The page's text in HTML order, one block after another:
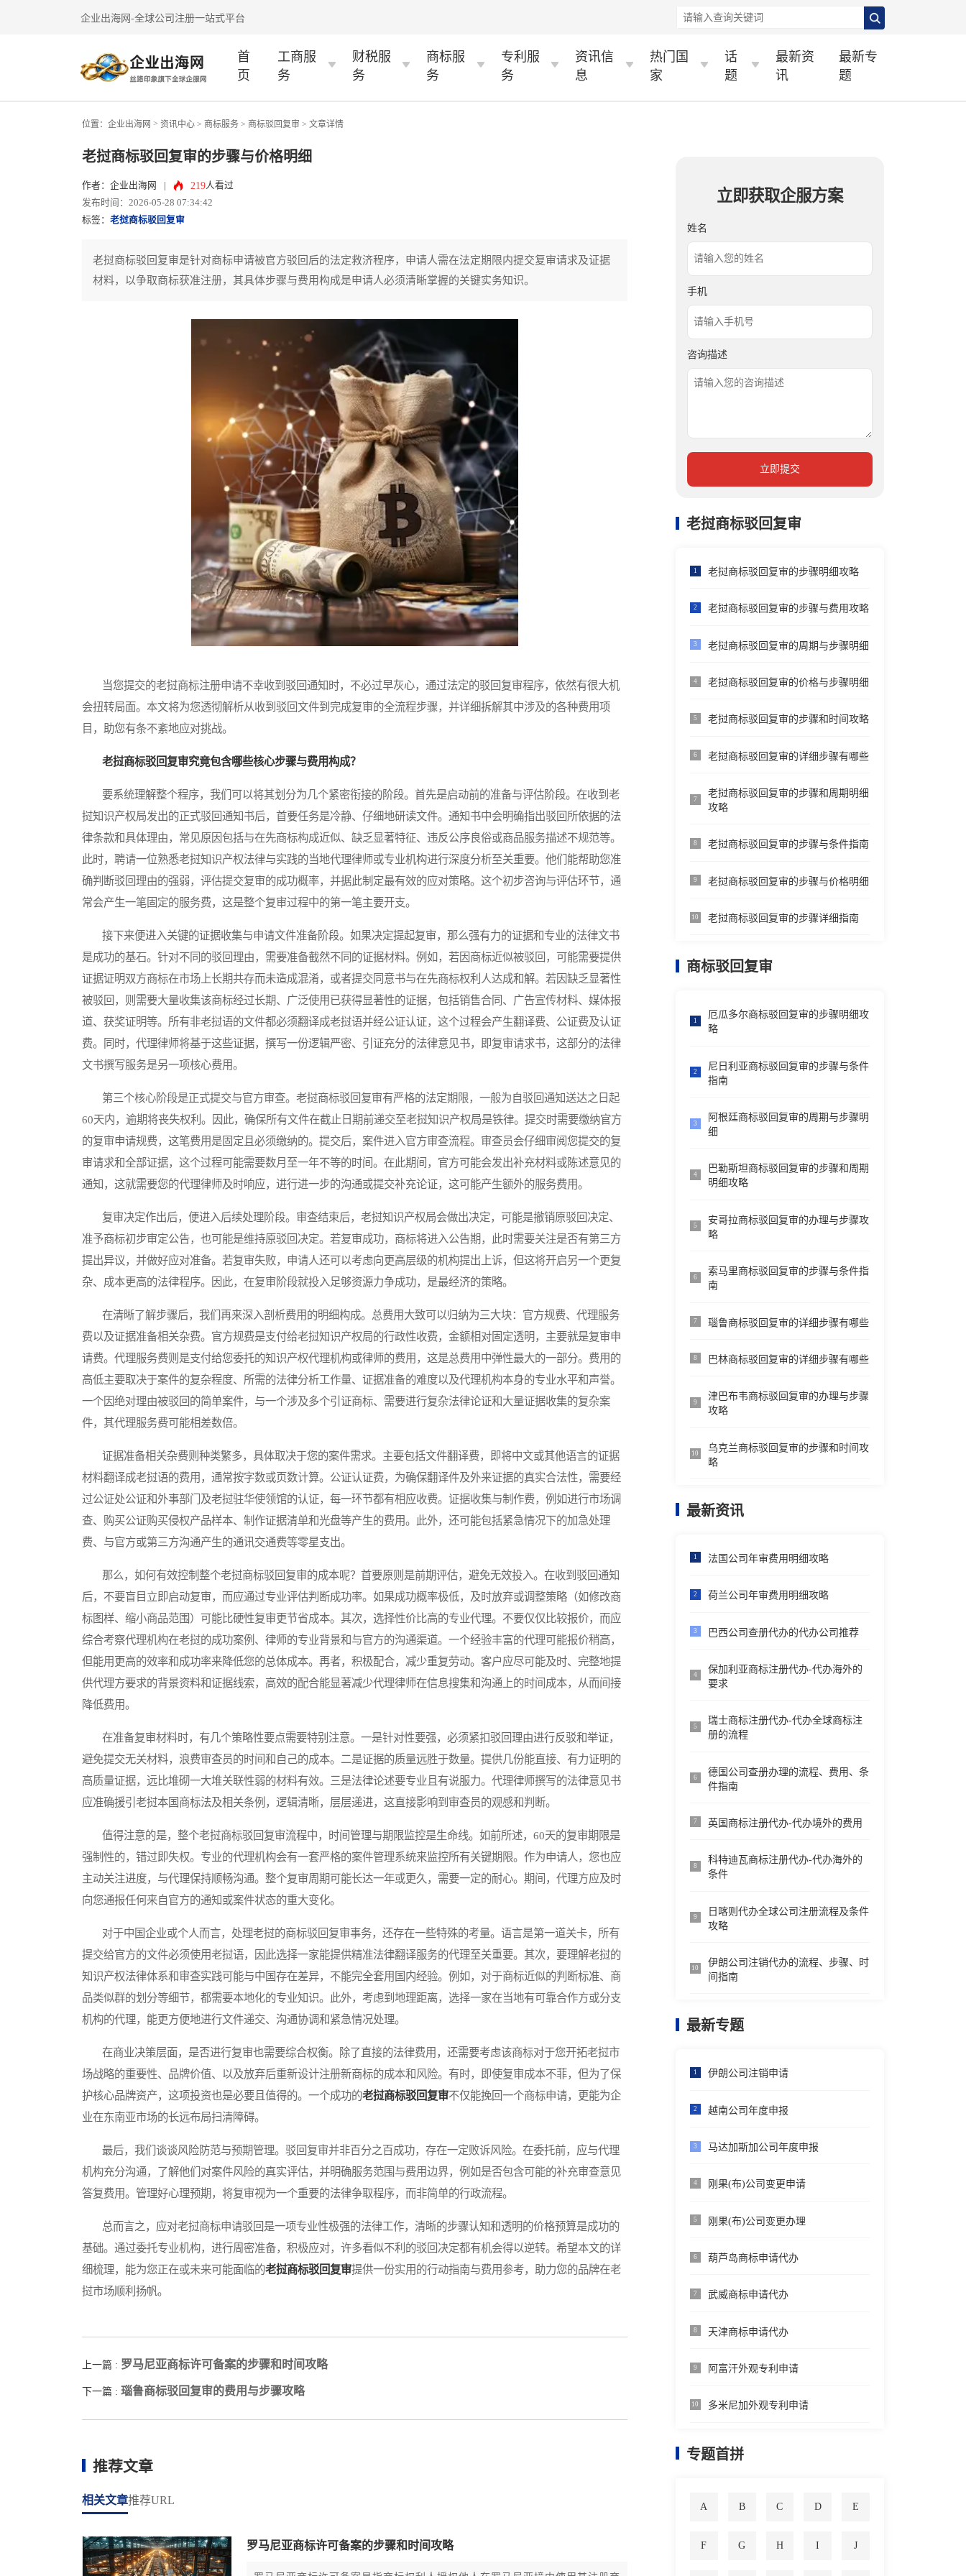
企业出海网-全球公司注册一站式平台
首
页
工商服
务
财税服
务
商标服
务
专利服
务
资讯信
息
热门国
家
话
题
最新资
讯
最新专
题
位置： 企业出海网 > 资讯中心 > 商标服务 > 商标驳回复审 > 文章详情
老挝商标驳回复审的步骤与价格明细
作者：企业出海网 219人看过
发布时间：2026-05-28 07:34:42
标签： 老挝商标驳回复审
老挝商标驳回复审是针对商标申请被官方驳回后的法定救济程序，申请人需在法定期限内提交复审请求及证据
材料，以争取商标获准注册，其具体步骤与费用构成是申请人必须清晰掌握的关键实务知识。
当您提交的老挝商标注册申请不幸收到驳回通知时，不必过早灰心，通过法定的驳回复审程序，依然有很大机
会扭转局面。本文将为您透彻解析从收到驳回文件到完成复审的全流程步骤，并详细拆解其中涉及的各种费用项
目，助您有条不紊地应对挑战。
老挝商标驳回复审究竟包含哪些核心步骤与费用构成？
要系统理解整个程序，我们可以将其划分为几个紧密衔接的阶段。首先是启动前的准备与评估阶段。在收到老
挝知识产权局发出的正式驳回通知书后，首要任务是冷静、仔细地研读文件。通知书中会明确指出驳回所依据的法
律条款和具体理由，常见原因包括与在先商标构成近似、缺乏显著特征、违反公序良俗或商品服务描述不规范等。
此时，聘请一位熟悉老挝知识产权法律与实践的当地代理律师或专业机构进行深度分析至关重要。他们能帮助您准
确判断驳回理由的强弱，评估提交复审的成功概率，并据此制定最有效的应对策略。这个初步咨询与评估环节，通
常会产生一笔固定的服务费，这是整个复审过程中的第一笔主要开支。
接下来便进入关键的证据收集与申请文件准备阶段。如果决定提起复审，那么强有力的证据和专业的法律文书
是成功的基石。针对不同的驳回理由，需要准备截然不同的证据材料。例如，若因商标近似被驳回，可能需要提供
证据证明双方商标在市场上长期共存而未造成混淆，或者提交同意书与在先商标权利人达成和解。若因缺乏显著性
被驳回，则需要大量收集该商标经过长期、广泛使用已获得显著性的证据，包括销售合同、广告宣传材料、媒体报
道、获奖证明等。所有非老挝语的文件都必须翻译成老挝语并经公证认证，这个过程会产生翻译费、公证费及认证
费。同时，代理律师将基于这些证据，撰写一份逻辑严密、引证充分的法律意见书，即复审请求书，这部分的法律
文书撰写服务是另一项核心费用。
第三个核心阶段是正式提交与官方审查。老挝商标驳回复审有严格的法定期限，一般为自驳回通知送达之日起
60天内，逾期将丧失权利。因此，确保所有文件在截止日期前递交至老挝知识产权局是铁律。提交时需要缴纳官方
的复审申请规费，这笔费用是固定且必须缴纳的。提交后，案件进入官方审查流程。审查员会仔细审阅您提交的复
审请求和全部证据，这个过程可能需要数月至一年不等的时间。在此期间，官方可能会发出补充材料或陈述意见的
通知，这就需要您的代理律师及时响应，进行进一步的沟通或提交补充论证，这可能产生额外的服务费用。
复审决定作出后，便进入后续处理阶段。审查结束后，老挝知识产权局会做出决定，可能是撤销原驳回决定、
准予商标初步审定公告，也可能是维持原驳回决定。若复审成功，商标将进入公告期，此时需要关注是否有第三方
提出异议，并做好应对准备。若复审失败，申请人还可以考虑向更高层级的机构提出上诉，但这将开启另一个更复
杂、成本更高的法律程序。因此，在复审阶段就投入足够资源力争成功，是最经济的策略。
在清晰了解步骤后，我们再来深入剖析费用的明细构成。总费用大致可以归纳为三大块：官方规费、代理服务
费以及证据准备相关杂费。官方规费是支付给老挝知识产权局的行政性收费，金额相对固定透明，主要就是复审申
请费。代理服务费则是支付给您委托的知识产权代理机构或律师的费用，这是总费用中弹性最大的一部分。费用的
高低主要取决于案件的复杂程度、所需的法律分析工作量、证据准备的难度以及代理机构本身的专业水平和声誉。
一个因绝对理由被驳回的简单案件，与一个涉及多个引证商标、需要进行复杂法律论证和大量证据收集的复杂案
件，其代理服务费可能相差数倍。
证据准备相关杂费则种类繁多，具体取决于您的案件需求。主要包括文件翻译费，即将中文或其他语言的证据
材料翻译成老挝语的费用，通常按字数或页数计算。公证认证费，为确保翻译件及外来证据的真实合法性，需要经
过公证处公证和外事部门及老挝驻华使领馆的认证，每一环节都有相应收费。证据收集与制作费，例如进行市场调
查、购买公证购买侵权产品样本、制作证据清单和光盘等产生的费用。此外，还可能包括紧急情况下的加急处理
费、与官方或第三方沟通产生的通讯交通费等零星支出。
那么，如何有效控制整个老挝商标驳回复审的成本呢？首要原则是前期评估，避免无效投入。在收到驳回通知
后，不要盲目立即启动复审，而应通过专业评估判断成功率。如果成功概率极低，及时放弃或调整策略（如修改商
标图样、缩小商品范围）可能比硬性复审更节省成本。其次，选择性价比高的专业代理。不要仅仅比较报价，而应
综合考察代理机构在老挝的成功案例、律师的专业背景和与官方的沟通渠道。一个经验丰富的代理可能报价稍高，
但能用更高的效率和成功率来降低您的总体成本。再者，积极配合，减少重复劳动。客户应尽可能及时、完整地提
供代理方要求的背景资料和证据线索，高效的配合能显著减少代理律师在信息搜集和沟通上的时间成本，从而间接
降低费用。
在准备复审材料时，有几个策略性要点需要特别注意。一是针对性要强，必须紧扣驳回理由进行反驳和举证，
避免提交无关材料，浪费审查员的时间和自己的成本。二是证据的质量远胜于数量。提供几份能直接、有力证明的
高质量证据，远比堆砌一大堆关联性弱的材料有效。三是法律论述要专业且有说服力。代理律师撰写的法律意见书
应准确援引老挝本国商标法及相关条例，逻辑清晰，层层递进，这直接影响到审查员的观感和判断。
值得注意的是，整个老挝商标驳回复审流程中，时间管理与期限监控是生命线。如前所述，60天的复审期限是
强制性的，错过即失权。专业的代理机构会有一套严格的案件管理系统来监控所有关键期限。作为申请人，您也应
主动关注进度，与代理保持顺畅沟通。整个复审周期可能长达一年或更久，需要一定的耐心。期间，代理方应及时
向您通报任何来自官方的通知或案件状态的重大变化。
对于中国企业或个人而言，处理老挝的商标驳回复审事务，还存在一些特殊的考量。语言是第一道关卡，所有
提交给官方的文件必须使用老挝语，因此选择一家能提供精准法律翻译服务的代理至关重要。其次，要理解老挝的
知识产权法律体系和审查实践可能与中国存在差异，不能完全套用国内经验。例如，对于商标近似的判断标准、商
品类似群的划分等细节，都需要本地化的专业知识。此外，考虑到地理距离，选择一家在当地有可靠合作方或分支
机构的代理，能更方便地进行文件递交、沟通协调和紧急情况处理。
在商业决策层面，是否进行复审也需要综合权衡。除了直接的法律费用，还需要考虑该商标对于您开拓老挝市
场战略的重要性、品牌价值、以及放弃后重新设计注册新商标的成本和风险。有时，即使复审成本不菲，但为了保
护核心品牌资产，这项投资也是必要且值得的。一个成功的老挝商标驳回复审不仅能挽回一个商标申请，更能为企
业在东南亚市场的长远布局扫清障碍。
最后，我们谈谈风险防范与预期管理。驳回复审并非百分之百成功，存在一定败诉风险。在委托前，应与代理
机构充分沟通，了解他们对案件风险的真实评估，并明确服务范围与费用边界，例如是否包含可能的补充审查意见
答复费用。管理好心理预期，将复审视为一个重要的法律争取程序，而非简单的行政流程。
总而言之，应对老挝商标申请驳回是一项专业性极强的法律工作，清晰的步骤认知和透明的价格预算是成功的
基础。通过委托专业机构，进行周密准备，积极应对，许多看似不利的驳回决定都有机会得以逆转。希望本文的详
细梳理，能为您正在或未来可能面临的老挝商标驳回复审提供一份实用的行动指南与费用参考，助力您的品牌在老
挝市场顺利扬帆。
上一篇 : 罗马尼亚商标许可备案的步骤和时间攻略
下一篇 : 瑙鲁商标驳回复审的费用与步骤攻略
推荐文章
相关文章推荐URL
罗马尼亚商标许可备案的步骤和时间攻略
立即获取企服方案
姓名
手机
咨询描述
立即提交
老挝商标驳回复审
1 老挝商标驳回复审的步骤明细攻略
2 老挝商标驳回复审的步骤与费用攻略
3 老挝商标驳回复审的周期与步骤明细
4 老挝商标驳回复审的价格与步骤明细
5 老挝商标驳回复审的步骤和时间攻略
6 老挝商标驳回复审的详细步骤有哪些
7
老挝商标驳回复审的步骤和周期明细
攻略
8 老挝商标驳回复审的步骤与条件指南
9 老挝商标驳回复审的步骤与价格明细
10 老挝商标驳回复审的步骤详细指南
商标驳回复审
1
厄瓜多尔商标驳回复审的步骤明细攻
略
2
尼日利亚商标驳回复审的步骤与条件
指南
3
阿根廷商标驳回复审的周期与步骤明
细
4
巴勒斯坦商标驳回复审的步骤和周期
明细攻略
5
安哥拉商标驳回复审的办理与步骤攻
略
6
索马里商标驳回复审的步骤与条件指
南
7 瑙鲁商标驳回复审的详细步骤有哪些
8 巴林商标驳回复审的详细步骤有哪些
9
津巴布韦商标驳回复审的办理与步骤
攻略
10
乌克兰商标驳回复审的步骤和时间攻
略
最新资讯
1 法国公司年审费用明细攻略
2 荷兰公司年审费用明细攻略
3 巴西公司查册代办的代办公司推荐
4
保加利亚商标注册代办-代办海外的
要求
5
瑞士商标注册代办-代办全球商标注
册的流程
6
德国公司查册办理的流程、费用、条
件指南
7 英国商标注册代办-代办境外的费用
8
科特迪瓦商标注册代办-代办海外的
条件
9
日喀则代办全球公司注册流程及条件
攻略
10
伊朗公司注销代办的流程、步骤、时
间指南
最新专题
1 伊朗公司注销申请
2 越南公司年度申报
3 马达加斯加公司年度申报
4 刚果(布)公司变更申请
5 刚果(布)公司变更办理
6 葫芦岛商标申请代办
7 武威商标申请代办
8 天津商标申请代办
9 阿富汗外观专利申请
10 多米尼加外观专利申请
专题首拼
A B C D E
F G H I J